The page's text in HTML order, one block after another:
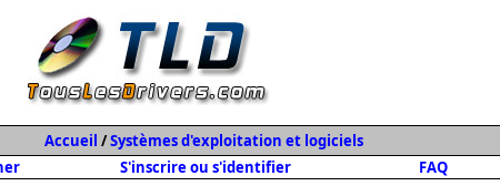
Accueil /Systèmes d'exploitation et logiciels
S'inscrire ou s'identifier FAQ